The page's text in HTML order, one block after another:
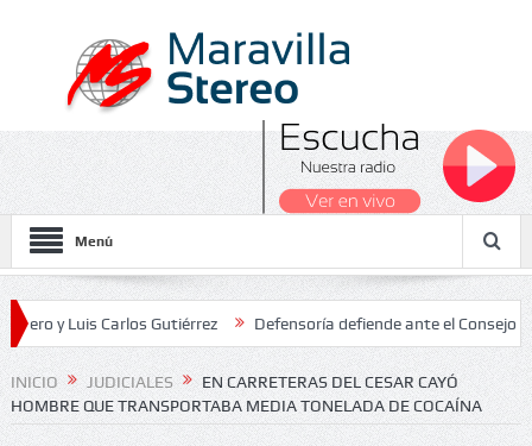
Menú
Carlos Gutiérrez Defensoría defiende ante el Consejo de
2026
INICIO JUDICIALES
EN CARRETERAS DEL CESAR CAYÓ
HOMBRE QUE TRANSPORTABA MEDIA TONELADA DE COCAÍNA